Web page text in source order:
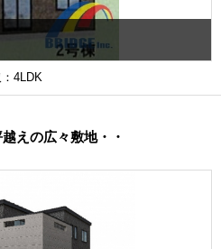
：4LDK
えの広々敷地・・